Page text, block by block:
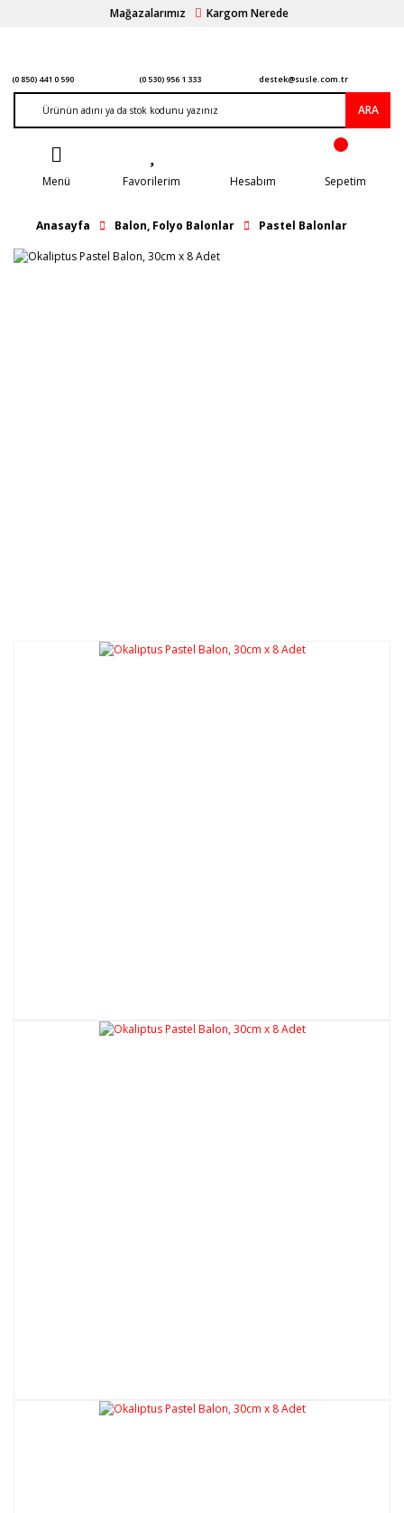
Mağazalarımız Kargom Nerede
(0 850) 441 0 590 (0 530) 956 1 333 destek@susle.com.tr
ARA
Menü Favorilerim Hesabım Sepetim
Anasayfa Balon, Folyo Balonlar Pastel Balonlar